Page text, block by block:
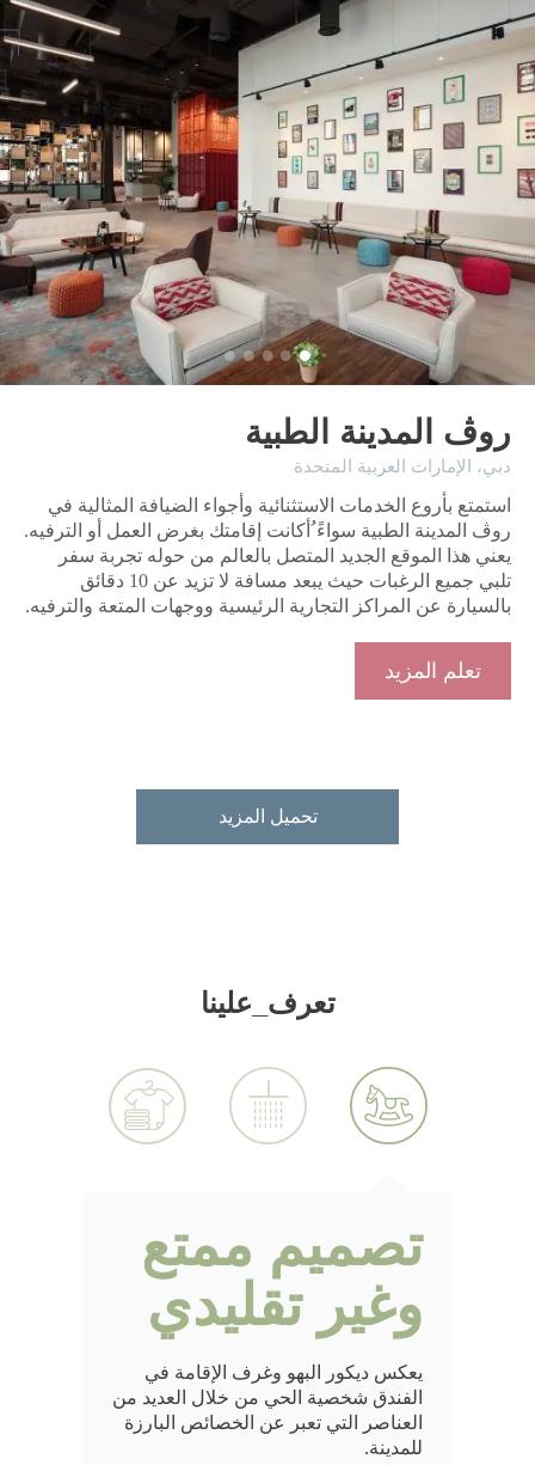
روڤ المدينة الطبية
دبي، ​الإمارات العربية المتحدة
استمتع بأروع الخدمات الاستثنائية وأجواء الضيافة المثالية في
روڤ المدينة الطبية سواءً ُأكانت إقامتك بغرض العمل أو الترفيه.
يعني هذا الموقع الجديد المتصل بالعالم من حوله تجربة سفر
تلبي جميع الرغبات حيث يبعد مسافة لا تزيد عن 10 دقائق
بالسيارة عن المراكز التجارية الرئيسية ووجهات المتعة والترفيه.
تعلم المزيد
تحميل المزيد
تعرف_علينا
تصميم ممتع
وغير تقليدي
يعكس ديكور البهو وغرف الإقامة في
الفندق شخصية الحي من خلال العديد من
العناصر التي تعبر عن الخصائص البارزة
للمدينة.